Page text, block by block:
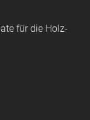
für die Holz-